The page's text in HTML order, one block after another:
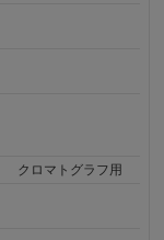
クロマトグラフ用